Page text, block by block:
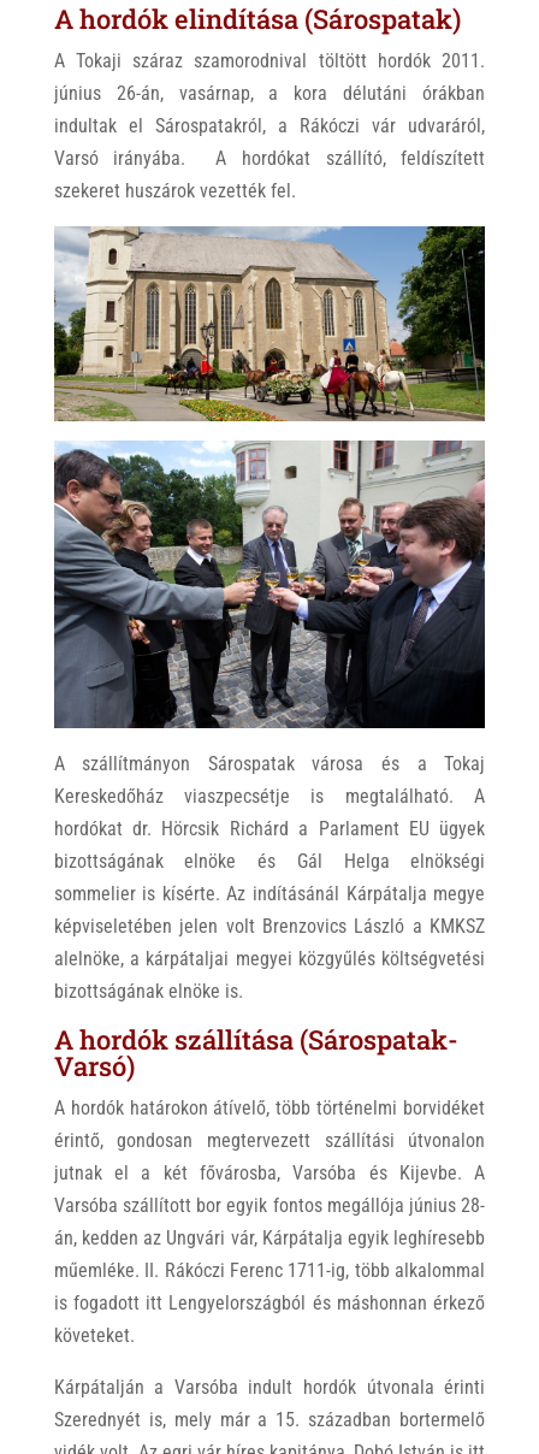
A hordók elindítása (Sárospatak)
A Tokaji száraz szamorodnival töltött hordók 2011.
június 26-án, vasárnap, a kora délutáni órákban
indultak el Sárospatakról, a Rákóczi vár udvaráról,
Varsó irányába. A hordókat szállító, feldíszített
szekeret huszárok vezették fel.
A szállítmányon Sárospatak városa és a Tokaj
Kereskedőház viaszpecsétje is megtalálható. A
hordókat dr. Hörcsik Richárd a Parlament EU ügyek
bizottságának elnöke és Gál Helga elnökségi
sommelier is kísérte. Az indításánál Kárpátalja megye
képviseletében jelen volt Brenzovics László a KMKSZ
alelnöke, a kárpátaljai megyei közgyűlés költségvetési
bizottságának elnöke is.
A hordók szállítása (Sárospatak-
Varsó)
A hordók határokon átívelő, több történelmi borvidéket
érintő, gondosan megtervezett szállítási útvonalon
jutnak el a két fővárosba, Varsóba és Kijevbe. A
Varsóba szállított bor egyik fontos megállója június 28-
án, kedden az Ungvári vár, Kárpátalja egyik leghíresebb
műemléke. II. Rákóczi Ferenc 1711-ig, több alkalommal
is fogadott itt Lengyelországból és máshonnan érkező
követeket.
Kárpátalján a Varsóba indult hordók útvonala érinti
Szerednyét is, mely már a 15. században bortermelő